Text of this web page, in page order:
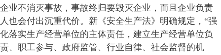
企业不消灭事故，事故终归要毁灭企业，而且企业负责
人也会付出沉重代价。新《安全生产法》明确规定，“强
化落实生产经营单位的主体责任，建立生产经营单位负
责、职工参与、政府监管、行业自律、社会监督的机